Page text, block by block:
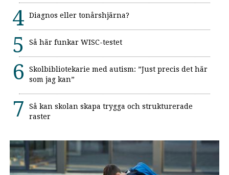
Diagnos eller tonårshjärna?
Så här funkar WISC-testet
Skolbibliotekarie med autism: ”Just precis det här
som jag kan”
Så kan skolan skapa trygga och strukturerade
raster